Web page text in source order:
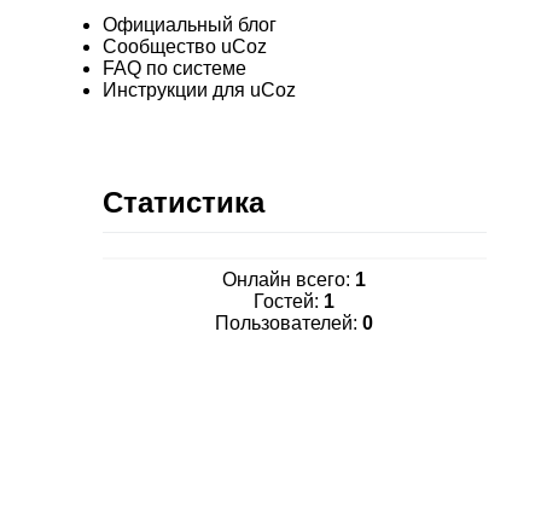
Официальный блог
Сообщество uCoz
FAQ по системе
Инструкции для uCoz
Статистика
Онлайн всего: 1
Гостей: 1
Пользователей:0